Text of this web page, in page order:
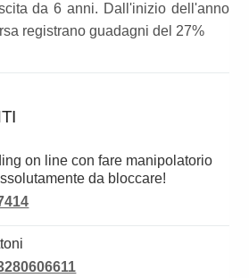
da 6 anni. Dall'inizio dell'anno
registrano guadagni del 27%
da bloccare!